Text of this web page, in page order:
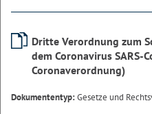
Dritte Verordnung zum
dem Coronavirus SARS-
Coronaverordnung)
Dokumententyp:Gesetze und